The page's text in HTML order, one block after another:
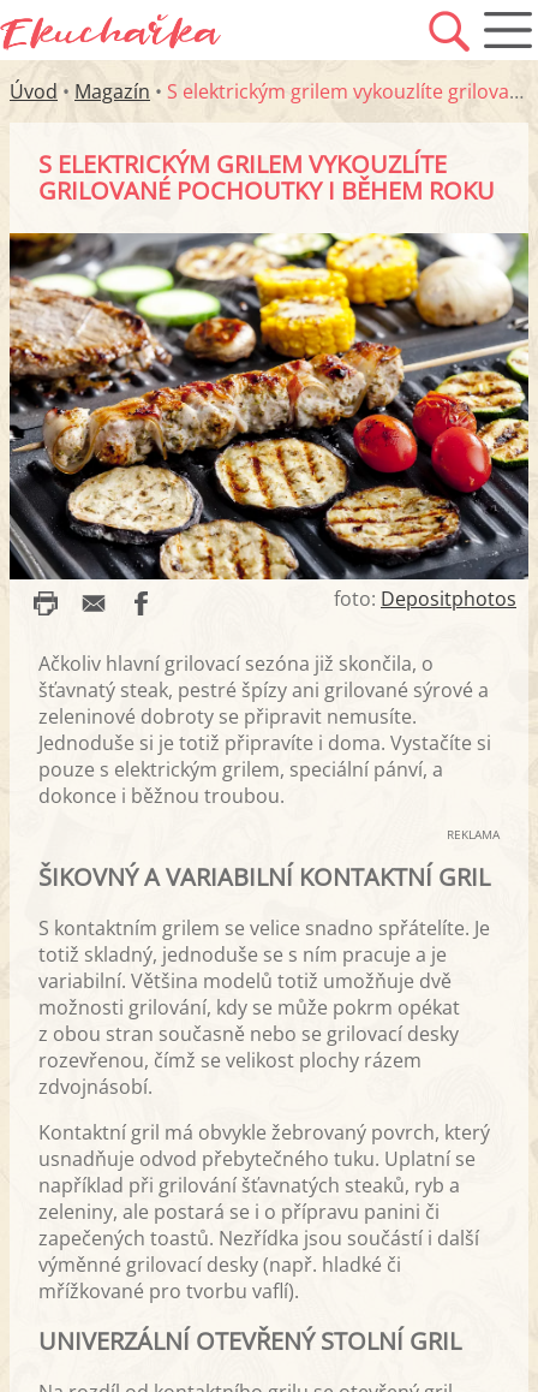
Úvod • Magazín • S elektrickým grilem vykouzlíte grilované pochoutky i během roku
S ELEKTRICKÝM GRILEM VYKOUZLÍTE
GRILOVANÉ POCHOUTKY I BĚHEM ROKU
foto: Depositphotos
Ačkoliv hlavní grilovací sezóna již skončila, o
šťavnatý steak, pestré špízy ani grilované sýrové a
zeleninové dobroty se připravit nemusíte.
Jednoduše si je totiž připravíte i doma. Vystačíte si
pouze s elektrickým grilem, speciální pánví, a
dokonce i běžnou troubou.
REKLAMA
ŠIKOVNÝ A VARIABILNÍ KONTAKTNÍ GRIL
S kontaktním grilem se velice snadno spřátelíte. Je
totiž skladný, jednoduše se s ním pracuje a je
variabilní. Většina modelů totiž umožňuje dvě
možnosti grilování, kdy se může pokrm opékat
z obou stran současně nebo se grilovací desky
rozevřenou, čímž se velikost plochy rázem
zdvojnásobí.
Kontaktní gril má obvykle žebrovaný povrch, který
usnadňuje odvod přebytečného tuku. Uplatní se
například při grilování šťavnatých steaků, ryb a
zeleniny, ale postará se i o přípravu panini či
zapečených toastů. Nezřídka jsou součástí i další
výměnné grilovací desky (např. hladké či
mřížkované pro tvorbu vaflí).
UNIVERZÁLNÍ OTEVŘENÝ STOLNÍ GRIL